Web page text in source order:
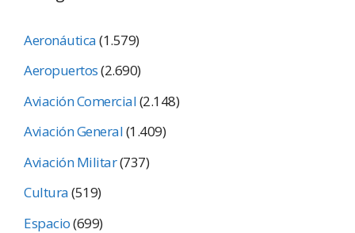
Aeronáutica(1.579)
Aeropuertos(2.690)
Aviación Comercial(2.148)
Aviación General(1.409)
Aviación Militar(737)
Cultura(519)
Espacio(699)